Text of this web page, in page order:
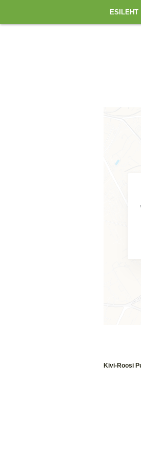
ESILEHT
Kivi-Roosi